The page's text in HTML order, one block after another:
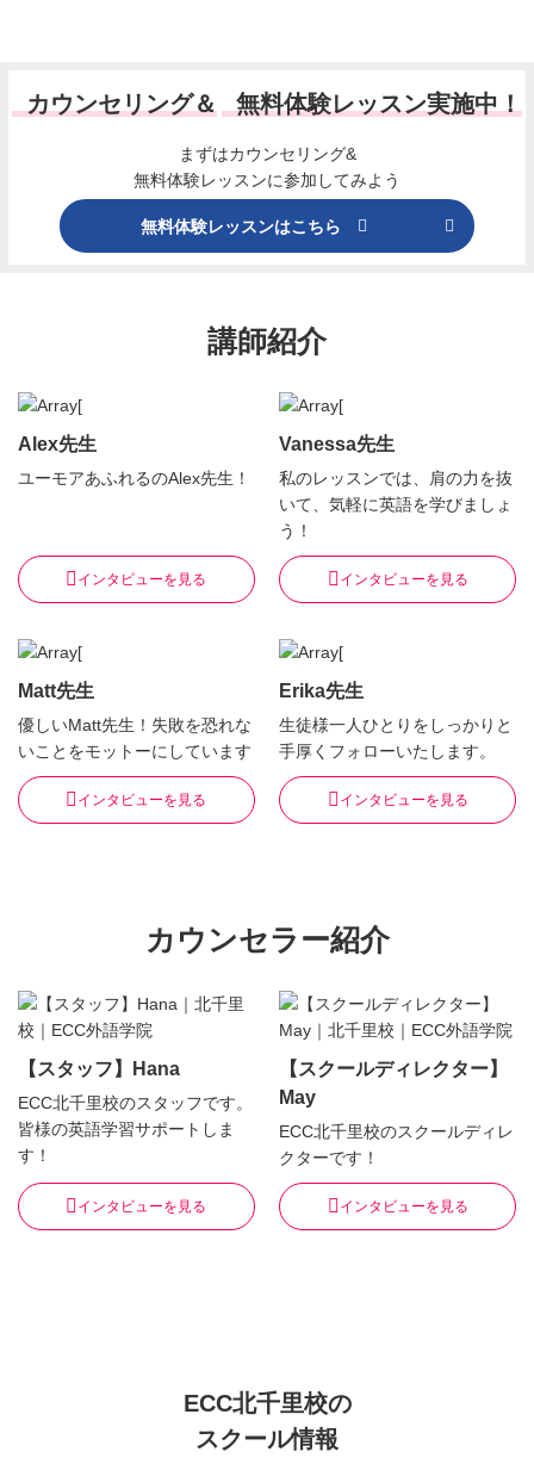
カウンセリング＆ 無料体験レッスン実施中！
まずはカウンセリング&
無料体験レッスンに参加してみよう
無料体験レッスンはこちら
講師紹介
Alex先生
ユーモアあふれるのAlex先生！
インタビューを見る
Vanessa先生
私のレッスンでは、肩の力を抜
いて、気軽に英語を学びましょ
う！
インタビューを見る
Matt先生
優しいMatt先生！失敗を恐れな
いことをモットーにしています
インタビューを見る
Erika先生
生徒様一人ひとりをしっかりと
手厚くフォローいたします。
インタビューを見る
カウンセラー紹介
【スタッフ】Hana
ECC北千里校のスタッフです。
皆様の英語学習サポートしま
す！
インタビューを見る
【スクールディレクター】
May
ECC北千里校のスクールディレ
クターです！
インタビューを見る
ECC北千里校の
スクール情報